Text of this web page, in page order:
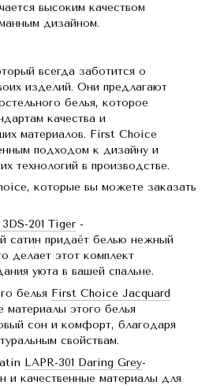
высоким качеством
дизайном.
всегда заботится о
изделий. Они предлагают
белья, которое
качества и
материалов. First Choice
подходом к дизайну и
технологий в производстве.
которые вы можете заказать
201 Tiger -
сатин придаёт белью нежный
делает этот комплект
уюта в вашей спальне.
белья First Choice Jacquard
материалы этого белья
сон и комфорт, благодаря
свойствам.
LAPR-301 Daring Grey-
и качественные материалы для